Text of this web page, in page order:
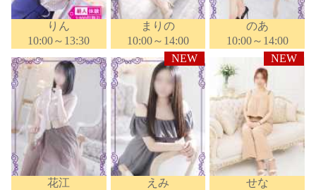
りん
10:00～13:30
まりの
10:00～14:00
のあ
10:00～14:00
花江
えみ
せな